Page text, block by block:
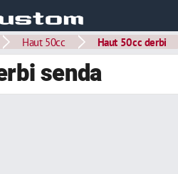
Haut 50cc Haut 50cc derbi
senda